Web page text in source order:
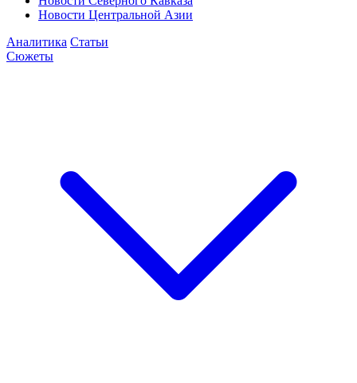
Новости Центральной Азии
Аналитика Статьи
Сюжеты